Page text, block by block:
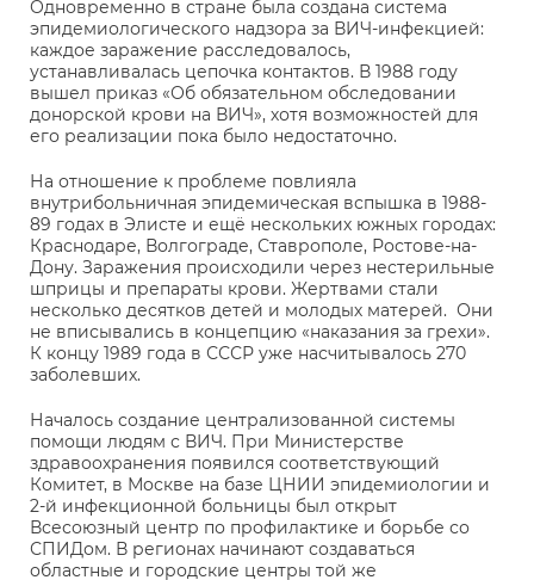
Одновременно в стране была создана система
эпидемиологического надзора за ВИЧ-инфекцией:
каждое заражение расследовалось,
устанавливалась цепочка контактов. В 1988 году
вышел приказ «Об обязательном обследовании
донорской крови на ВИЧ», хотя возможностей для
его реализации пока было недостаточно.
На отношение к проблеме повлияла
внутрибольничная эпидемическая вспышка в 1988-
89 годах в Элисте и ещё нескольких южных городах:
Краснодаре, Волгограде, Ставрополе, Ростове-на-
Дону. Заражения происходили через нестерильные
шприцы и препараты крови. Жертвами стали
несколько десятков детей и молодых матерей. Они
не вписывались в концепцию «наказания за грехи».
К концу 1989 года в СССР уже насчитывалось 270
заболевших.
Началось создание централизованной системы
помощи людям с ВИЧ. При Министерстве
здравоохранения появился соответствующий
Комитет, в Москве на базе ЦНИИ эпидемиологии и
2-й инфекционной больницы был открыт
Всесоюзный центр по профилактике и борьбе со
СПИДом. В регионах начинают создаваться
областные и городские центры той же